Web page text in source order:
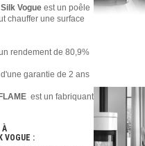
Vogue est un poêle
chauffer une surface
rendement de 80,9%
garantie de 2 ans
est un fabriquant
À
VOGUE :